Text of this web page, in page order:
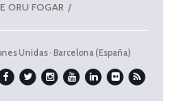
ORU FOGAR
Unidas · Barcelona (España)